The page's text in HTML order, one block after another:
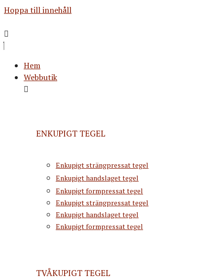
Hoppa till innehåll
Hem
Webbutik
ENKUPIGT TEGEL
Enkupigt strängpressat tegel
Enkupigt handslaget tegel
Enkupigt formpressat tegel
Enkupigt strängpressat tegel
Enkupigt handslaget tegel
Enkupigt formpressat tegel
TVÅKUPIGT TEGEL